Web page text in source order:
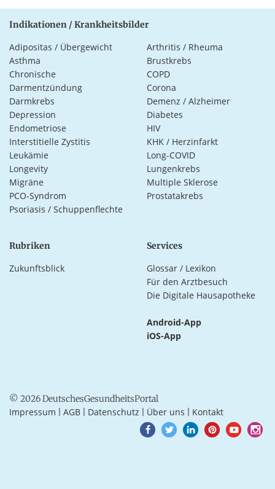
Indikationen / Krankheitsbilder
Adipositas / Übergewicht
Arthritis / Rheuma
Asthma
Brustkrebs
Chronische
Darmentzündung
COPD
Corona
Darmkrebs
Demenz / Alzheimer
Depression
Diabetes
Endometriose
HIV
Interstitielle Zystitis
KHK / Herzinfarkt
Leukämie
Long-COVID
Longevity
Lungenkrebs
Migräne
Multiple Sklerose
PCO-Syndrom
Prostatakrebs
Psoriasis / Schuppenflechte
Rubriken
Zukunftsblick
Services
Glossar / Lexikon
Für den Arztbesuch
Die Digitale Hausapotheke
Android-App
iOS-App
© 2026 DeutschesGesundheitsPortal
Impressum AGB Datenschutz Über uns Kontakt